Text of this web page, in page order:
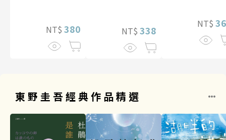
NT$ 380 NT$ 338
NT$
東野圭吾經典作品精選